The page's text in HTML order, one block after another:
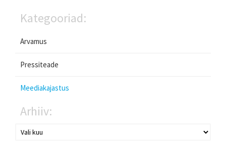
Kategooriad:
Arvamus
Pressiteade
Meediakajastus
Arhiiv: